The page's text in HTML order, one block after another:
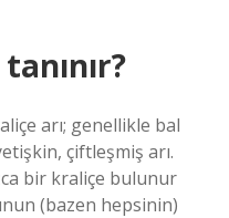
arı; genellikle bal
çiftleşmiş arı.
bir kraliçe bulunur
(bazen hepsinin)